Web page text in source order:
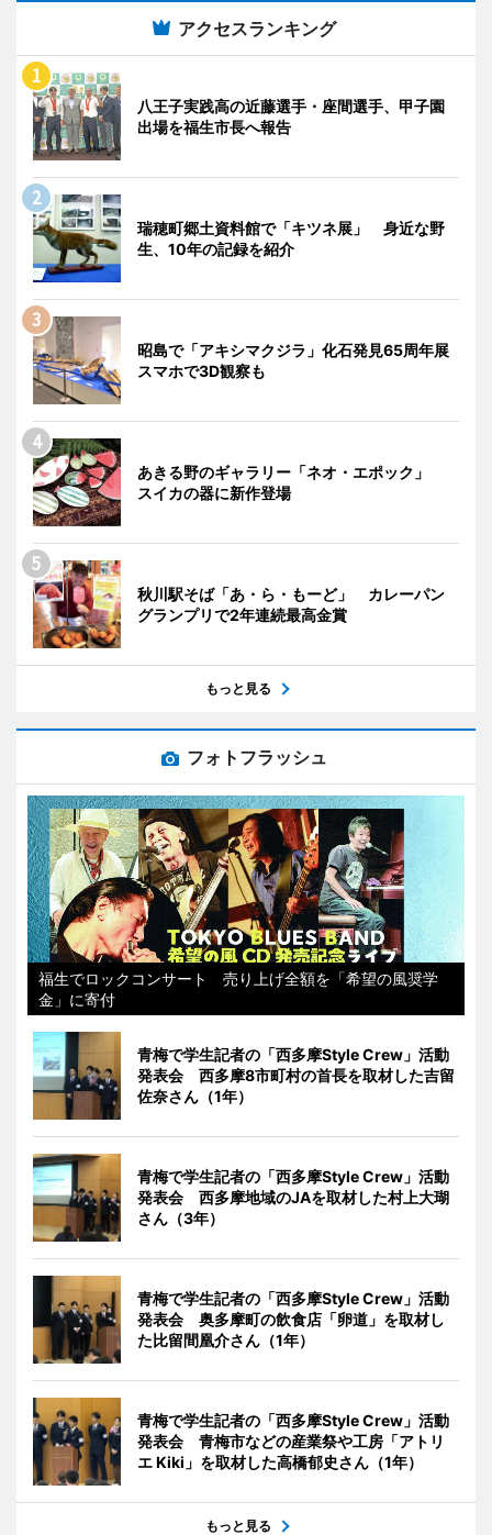
アクセスランキング
八王子実践高の近藤選手・座間選手、甲子園
出場を福生市長へ報告
瑞穂町郷土資料館で「キツネ展」 身近な野
生、10年の記録を紹介
昭島で「アキシマクジラ」化石発見65周年展
スマホで3D観察も
あきる野のギャラリー「ネオ・エポック」
スイカの器に新作登場
秋川駅そば「あ・ら・もーど」 カレーパン
グランプリで2年連続最高金賞
もっと見る
フォトフラッシュ
福生でロックコンサート 売り上げ全額を「希望の風奨学
金」に寄付
青梅で学生記者の「西多摩Style Crew」活動
発表会 西多摩8市町村の首長を取材した吉留
佐奈さん（1年）
青梅で学生記者の「西多摩Style Crew」活動
発表会 西多摩地域のJAを取材した村上大瑚
さん（3年）
青梅で学生記者の「西多摩Style Crew」活動
発表会 奥多摩町の飲食店「卵道」を取材し
た比留間凰介さん（1年）
青梅で学生記者の「西多摩Style Crew」活動
発表会 青梅市などの産業祭や工房「アトリ
エ Kiki」を取材した高橋郁史さん（1年）
もっと見る